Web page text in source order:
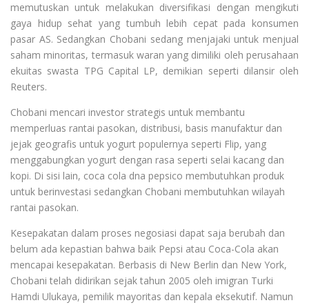
memutuskan untuk melakukan diversifikasi dengan mengikuti
gaya hidup sehat yang tumbuh lebih cepat pada konsumen
pasar AS. Sedangkan Chobani sedang menjajaki untuk menjual
saham minoritas, termasuk waran yang dimiliki oleh perusahaan
ekuitas swasta TPG Capital LP, demikian seperti dilansir oleh
Reuters.
Chobani mencari investor strategis untuk membantu
memperluas rantai pasokan, distribusi, basis manufaktur dan
jejak geografis untuk yogurt populernya seperti Flip, yang
menggabungkan yogurt dengan rasa seperti selai kacang dan
kopi. Di sisi lain, coca cola dna pepsico membutuhkan produk
untuk berinvestasi sedangkan Chobani membutuhkan wilayah
rantai pasokan.
Kesepakatan dalam proses negosiasi dapat saja berubah dan
belum ada kepastian bahwa baik Pepsi atau Coca-Cola akan
mencapai kesepakatan. Berbasis di New Berlin dan New York,
Chobani telah didirikan sejak tahun 2005 oleh imigran Turki
Hamdi Ulukaya, pemilik mayoritas dan kepala eksekutif. Namun